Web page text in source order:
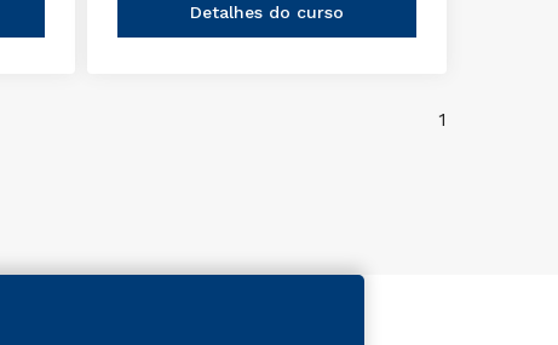
Detalhes do curso
1